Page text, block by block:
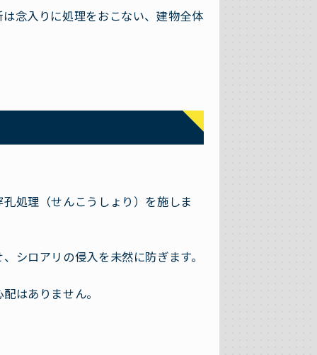
念入りに処理をおこない、建物全体
処理（せんこうしょり）を施しま
シロアリの侵入を未然に防ぎます。
はありません。